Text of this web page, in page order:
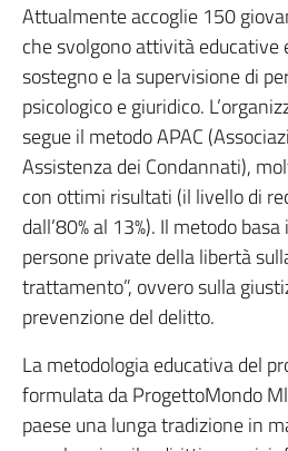
Attualmente accoglie 150
che svolgono attività educative
sostegno e la supervisione di
psicologico e giuridico.
segue il metodo APAC
Assistenza dei Condannati),
con ottimi risultati (il livello di
dall’80% al 13%). Il metodo
persone private della libertà
trattamento”, ovvero sulla
prevenzione del delitto.
La metodologia educativa del
formulata da ProgettoMondo
paese una lunga tradizione in